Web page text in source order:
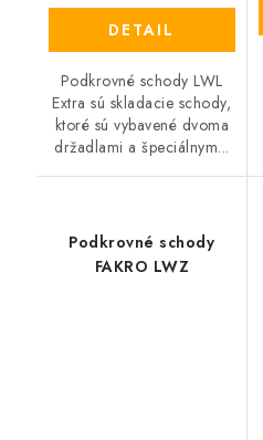
DETAIL
Podkrovné schody LWL
Extra sú skladacie schody,
ktoré sú vybavené dvoma
držadlami a špeciálnym...
Podkrovné schody
FAKRO LWZ